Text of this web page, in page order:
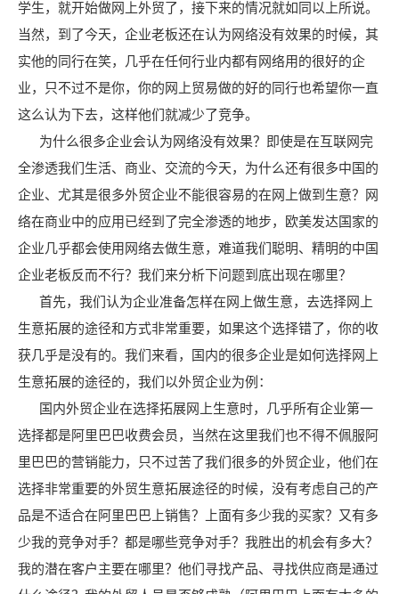
学生，就开始做网上外贸了，接下来的情况就如同以上所说。
当然，到了今天，企业老板还在认为网络没有效果的时候，其
实他的同行在笑，几乎在任何行业内都有网络用的很好的企
业，只不过不是你，你的网上贸易做的好的同行也希望你一直
这么认为下去，这样他们就减少了竞争。
为什么很多企业会认为网络没有效果？即使是在互联网完
全渗透我们生活、商业、交流的今天，为什么还有很多中国的
企业、尤其是很多外贸企业不能很容易的在网上做到生意？网
络在商业中的应用已经到了完全渗透的地步，欧美发达国家的
企业几乎都会使用网络去做生意，难道我们聪明、精明的中国
企业老板反而不行？我们来分析下问题到底出现在哪里？
首先，我们认为企业准备怎样在网上做生意，去选择网上
生意拓展的途径和方式非常重要，如果这个选择错了，你的收
获几乎是没有的。我们来看，国内的很多企业是如何选择网上
生意拓展的途径的，我们以外贸企业为例：
国内外贸企业在选择拓展网上生意时，几乎所有企业第一
选择都是阿里巴巴收费会员，当然在这里我们也不得不佩服阿
里巴巴的营销能力，只不过苦了我们很多的外贸企业，他们在
选择非常重要的外贸生意拓展途径的时候，没有考虑自己的产
品是不适合在阿里巴巴上销售？上面有多少我的买家？又有多
少我的竞争对手？都是哪些竞争对手？我胜出的机会有多大？
我的潜在客户主要在哪里？他们寻找产品、寻找供应商是通过